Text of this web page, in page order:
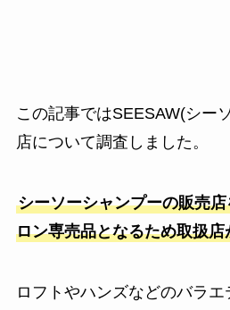
この記事ではSEESAW(シー
店について調査しました。
シーソーシャンプーの販売
ロン専売品となるため取扱
ロフトやハンズなどのバラエ